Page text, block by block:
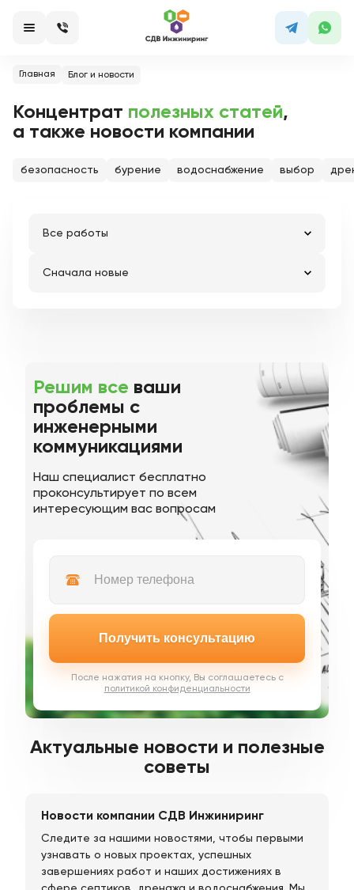
Главная Блог и новости
Концентрат полезных статей,
а также новости компании
безопасность бурение водоснабжение выбор
Все работы
Сначала новые
Решим все ваши
проблемы с
инженерными
коммуникациями
Наш специалист бесплатно
проконсультирует по всем
интересующим вас вопросам
Получить консультацию
После нажатия на кнопку, Вы соглашаетесь с
политикой конфиденциальности
Актуальные новости и полезные
советы
Новости компании СДВ Инжиниринг
Следите за нашими новостями, чтобы первыми
узнавать о новых проектах, успешных
завершениях работ и наших достижениях в